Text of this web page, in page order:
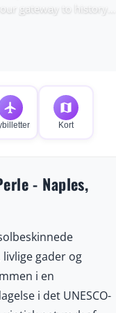
gateway to history,
flight map
Kort
- Naples,
gader og
i en
i det UNESCO-